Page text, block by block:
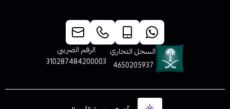
السجل التجاري
4650205937
الرقم الضريبي
310287484200003